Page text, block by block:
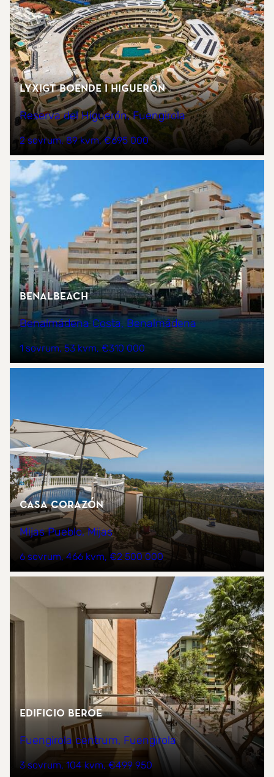
Lyxigt boende i Higuerón
Reserva del Higuerón, Fuengirola
2 sovrum 89 kvm €695 000
BenalBeach
Benalmádena Costa, Benalmádena
1 sovrum 53 kvm €310 000
Casa Corazón
Mijas Pueblo, Mijas
6 sovrum 466 kvm €2 500 000
Edificio Beroe
Fuengirola centrum, Fuengirola
3 sovrum 104 kvm €499 950